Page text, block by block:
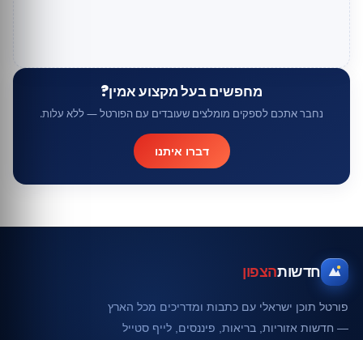
מחפשים בעל מקצוע אמין?
נחבר אתכם לספקים מומלצים שעובדים עם הפורטל — ללא עלות.
דברו איתנו
חדשותהצפון
פורטל תוכן ישראלי עם כתבות ומדריכים מכל הארץ
— חדשות אזוריות, בריאות, פיננסים, לייף סטייל